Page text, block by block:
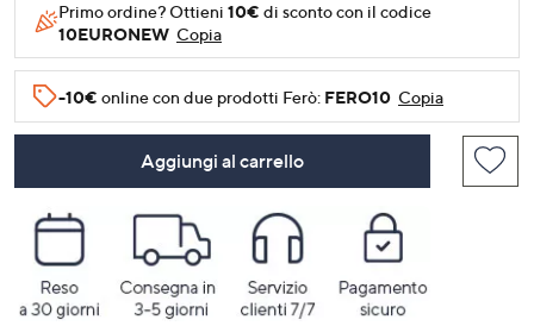
Primo ordine? Ottieni 10€ di sconto con il codice
10EURONEW Copia
-10€ online con due prodotti Ferò: FERO10 Copia
Aggiungi al carrello